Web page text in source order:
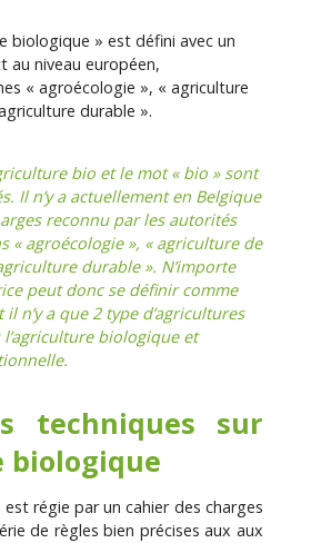
biologique » est défini avec un
au niveau européen,
« agroécologie », « agriculture
durable ».
bio et le mot « bio » sont
Il n’y a actuellement en Belgique
reconnu par les autorités
« agroécologie », « agriculture de
durable ». N’importe
peut donc se définir comme
n’y a que 2 type d’agricultures
biologique et
techniques sur
biologique
régie par un cahier des charges
de règles bien précises aux aux